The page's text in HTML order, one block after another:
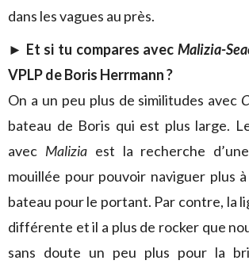
dans les vagues au près.
► Et si tu compares avec Malizia-
VPLP de Boris Herrmann ?
On a un peu plus de similitudes avec
bateau de Boris qui est plus large.
avec Maliziaest la recherche
mouillée pour pouvoir naviguer plus
bateau pour le portant. Par contre, la
différente et il a plus de rocker que
sans doute un peu plus pour la